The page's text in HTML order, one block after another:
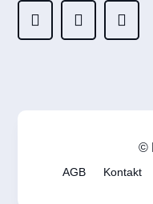
  
©
AGB Kontakt